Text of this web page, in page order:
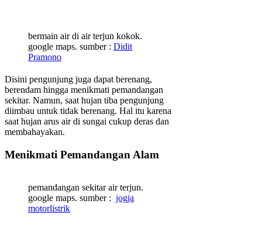
bermain air di air terjun kokok.
google maps. sumber : Didit
Pramono
Disini pengunjung juga dapat berenang,
berendam hingga menikmati pemandangan
sekitar. Namun, saat hujan tiba pengunjung
diimbau untuk tidak berenang. Hal itu karena
saat hujan arus air di sungai cukup deras dan
membahayakan.
Menikmati Pemandangan Alam
pemandangan sekitar air terjun.
google maps. sumber : jogja
motorlistrik